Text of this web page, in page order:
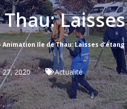
Animation Ile de Thau: Laisses d’étang
2020 Actualité